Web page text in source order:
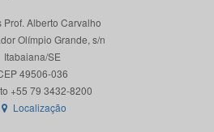
Prof. Alberto Carvalho
Olímpio Grande, s/n
Itabaiana/SE
49506-036
Localização